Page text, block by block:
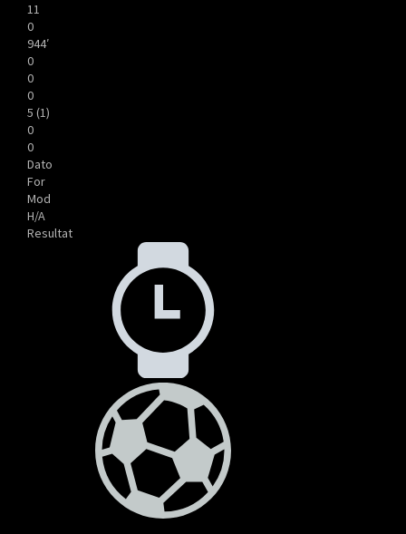
11
0
944′
0
0
0
5 (1)
0
0
Dato
For
Mod
H/A
Resultat